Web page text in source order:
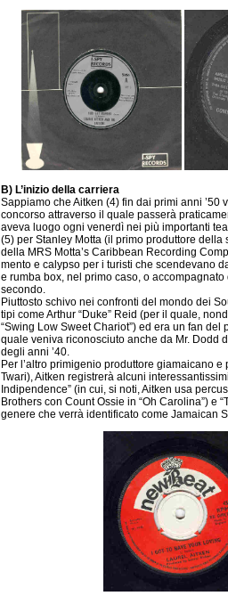
B) L’inizio della carriera
Sappiamo che Aitken (4) fin dai primi anni ’50
concorso attraverso il quale passerà
aveva luogo ogni venerdì nei più importanti
(5) per Stanley Motta (il primo produttore
della MRS Motta’s Caribbean Recording
mento e calypso per i turisti che scendevano
e rumba box, nel primo caso, o
secondo.
Piuttosto schivo nei confronti del mondo dei
tipi come Arthur “Duke” Reid (per il quale,
“Swing Low Sweet Chariot”) ed era un fan
quale veniva riconosciuto anche da Mr. Dodd
degli anni ’40.
Per l’altro primigenio produttore giamaicano
Twari), Aitken registrerà alcuni
Indipendence” (in cui, si noti, Aitken usa
Brothers con Count Ossie in “Oh Carolina”) e
genere che verrà identificato come Jamaican